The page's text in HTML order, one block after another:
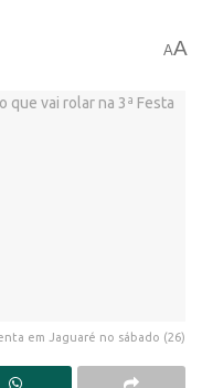
AA
em Jaguaré no sábado (26)